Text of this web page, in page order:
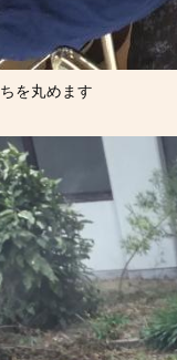
を丸めます